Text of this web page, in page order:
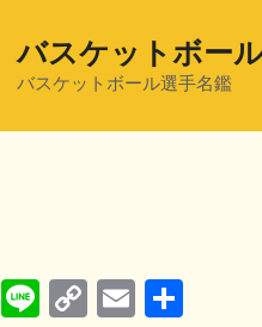
バスケットボー
バスケットボール選手名鑑
H
Li C
E